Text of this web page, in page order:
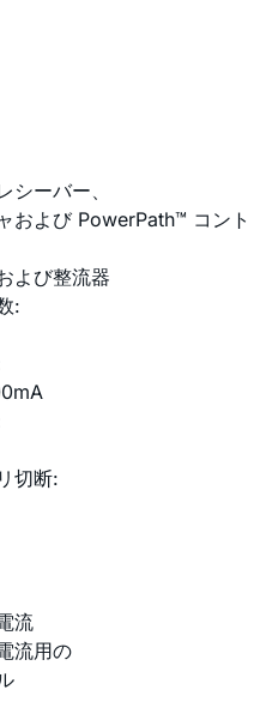
シーバー、
および PowerPath™ コント
よび整流器
:
切断:
流
流用の